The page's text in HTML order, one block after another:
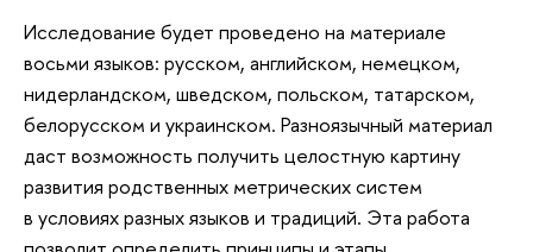
Исследование будет проведено на материале
восьми языков: русском, английском, немецком,
нидерландском, шведском, польском, татарском,
белорусском и украинском. Разноязычный материал
даст возможность получить целостную картину
развития родственных метрических систем
в условиях разных языков и традиций. Эта работа